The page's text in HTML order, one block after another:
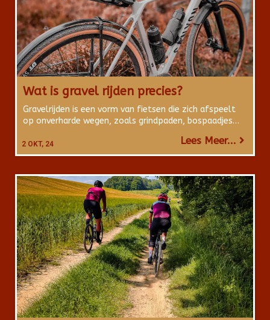
Wat is gravel rijden precies?
2 OKT, 24
Gravelrijden is een vorm van fietsen die zich afspeelt
op onverharde wegen, zoals grindpaden, bospaadjes…
Lees Meer...